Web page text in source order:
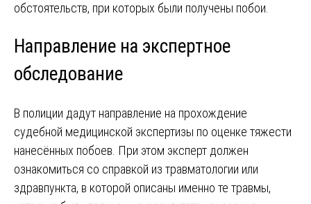
обстоятельств, при которых были получены побои.
Направление на экспертное
обследование
В полиции дадут направление на прохождение
судебной медицинской экспертизы по оценке тяжести
нанесённых побоев. При этом эксперт должен
ознакомиться со справкой из травматологии или
здравпункта, в которой описаны именно те травмы,